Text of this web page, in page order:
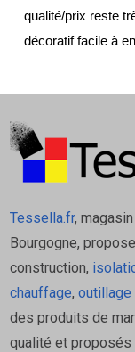
qualité/prix reste
décoratif facile à
Tessella.fr,
Bourgogne,
construction,
chauffage, outillage
des produits de
qualité et